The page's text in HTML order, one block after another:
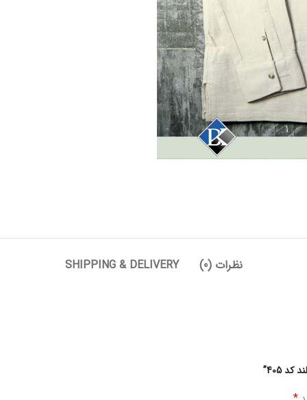
نظرات (0) SHIPPING & DELIVERY
405”